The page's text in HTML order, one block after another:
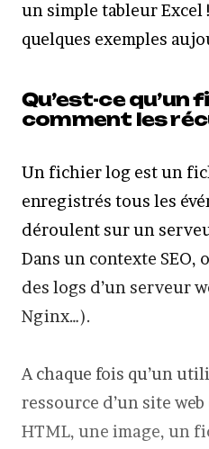
un simple tableur
quelques exemples
Qu’est-ce qu’un
comment les
Un fichier log est un
enregistrés tous les
déroulent sur un
Dans un contexte SEO,
des logs d’un serveur
Nginx…).
A chaque fois qu’un
ressource d’un site
HTML, une image, un